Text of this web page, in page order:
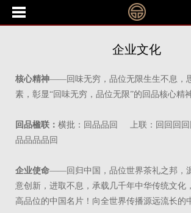
企业文化
核心精神——回味无穷，品位无限生生不息，
素，彰显“回味无穷，品位无限”的回品核心精
回品楹联： 横批：回品品回 上联：回回回
品品品品回
企业使命——回归中国，品位世界茶礼之邦，
意创新，进取不息，承载几千年中华传统文化
高品位的中国名片！向全世界传播源远流长的